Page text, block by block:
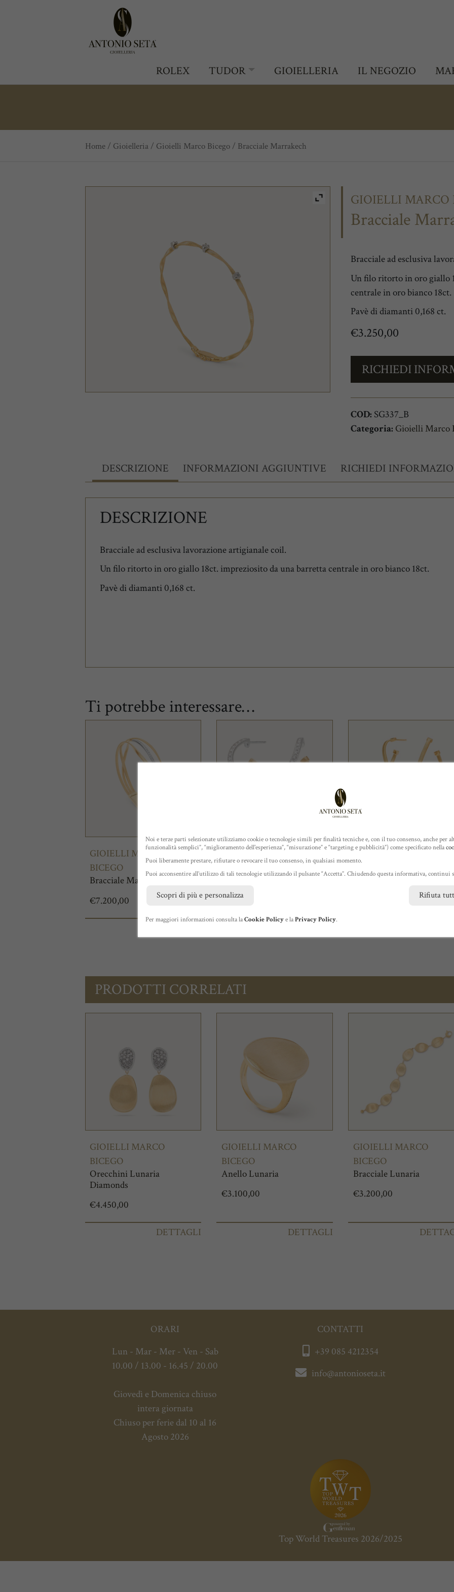
Antonio Seta Gioielleria
ROLEX TUDOR GIOIELLERIA IL NEGOZIO
Home/ Gioielleria/ Gioielli Marco Bicego/ Bracciale Marrakech
GIOIELLI MARCO
Bracciale
Bracciale ad esclusiva
Un filo ritorto in oro giallo
centrale in oro bianco 18ct.
Pavè di diamanti 0,168 ct.
€3.250,00
RICHIEDI
COD: SG337_B
Categoria: Gioielli Marco
DESCRIZIONE INFORMAZIONI AGGIUNTIVE RICHIEDI
DESCRIZIONE
Bracciale ad esclusiva lavorazione artigianale coil.
Un filo ritorto in oro giallo 18ct. impreziosito da una barretta centrale in oro bianco 18ct.
Pavè di diamanti 0,168 ct.
Ti potrebbe interessare…
GIOIELLI MARCO
BICEGO
Bracciale Marrakech
€7.200,00
GIOIELLI MARCO
BICEGO
Orecchini Marrakech
€4.300,00
GIOIELLI MARCO
BICEGO
Orecchini Marrakech
PRODOTTI CORRELATI
GIOIELLI MARCO
BICEGO
Orecchini Lunaria
Diamonds
€4.450,00
DETTAGLI
GIOIELLI MARCO
BICEGO
Anello Lunaria
€3.100,00
DETTAGLI
GIOIELLI MARCO
BICEGO
Bracciale Lunaria
€3.200,00
ORARI
Lun - Mar - Mer - Ven - Sab
10.00 / 13.00 - 16.45 / 20.00
Giovedì e Domenica chiuso
intera giornata
Chiuso per ferie dal 10 al 16
Agosto 2026
CONTATTI
+39 085 4212354
info@antonioseta.it
Top World Treasures 2026/2025
Noi e terze parti selezionate utilizziamo cookie o tecnologie simili per finalità tecniche e, con il tuo consenso, anche per
funzionalità semplici”, “miglioramento dell'esperienza”, “misurazione” e “targeting e pubblicità”) come specificato nella
Puoi liberamente prestare, rifiutare o revocare il tuo consenso, in qualsiasi momento.
Puoi acconsentire all’utilizzo di tali tecnologie utilizzando il pulsante “Accetta”. Chiudendo questa informativa, continui
Scopri di più e personalizza Rifiuta
Per maggiori informazioni consulta laCookie Policye laPrivacy Policy.